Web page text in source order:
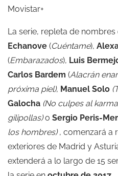
Movistar+
La serie, repleta de
Echanove (Cuéntame),
(Embarazados), Luis
Carlos Bardem (Alacrán
próxima piel), Manuel Solo
Galocha (No culpes al
gilipollas)o Sergio Peris-
los hombres), comenzará a
exteriores de Madrid y
extenderá a lo largo de 15